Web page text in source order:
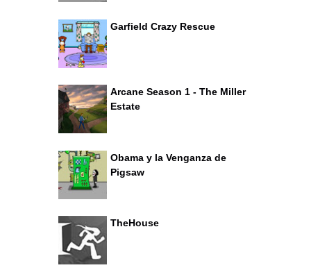
Garfield Crazy Rescue
Arcane Season 1 - The Miller
Estate
Obama y la Venganza de
Pigsaw
TheHouse